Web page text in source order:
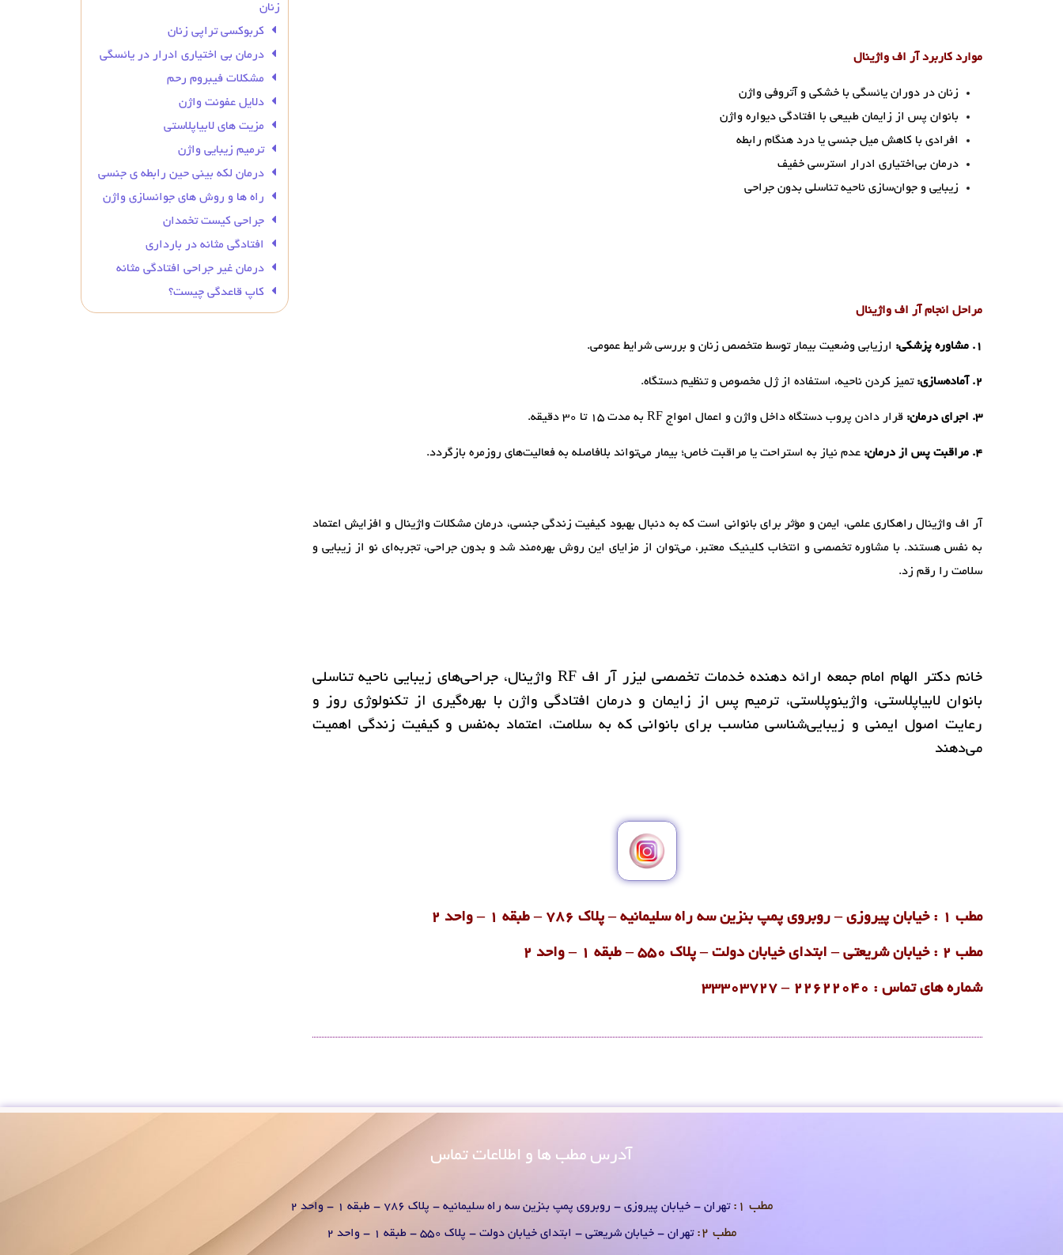
موارد کاربرد آر اف واژینال
زنان در دوران یائسگی با خشکی و آتروفی واژن
بانوان پس از زایمان طبیعی با افتادگی دیواره واژن
افرادی با کاهش میل جنسی یا درد هنگام رابطه
درمان بی‌اختیاری ادرار استرسی خفیف
زیبایی و جوان‌سازی ناحیه تناسلی بدون جراحی
مراحل انجام آر اف واژینال
۱. مشاوره پزشکی: ارزیابی وضعیت بیمار توسط متخصص زنان و بررسی شرایط عمومی.
۲. آماده‌سازی: تمیز کردن ناحیه، استفاده از ژل مخصوص و تنظیم دستگاه.
۳. اجرای درمان: قرار دادن پروب دستگاه داخل واژن و اعمال امواج RF به مدت ۱۵ تا ۳۰ دقیقه.
۴. مراقبت پس از درمان: عدم نیاز به استراحت یا مراقبت خاص؛ بیمار می‌تواند بلافاصله به فعالیت‌های روزمره بازگردد.
آر اف واژینال راهکاری علمی، ایمن و مؤثر برای بانوانی است که به دنبال بهبود کیفیت زندگی جنسی، درمان مشکلات واژینال و افزایش اعتماد
به نفس هستند. با مشاوره تخصصی و انتخاب کلینیک معتبر، می‌توان از مزایای این روش بهره‌مند شد و بدون جراحی، تجربه‌ای نو از زیبایی و
سلامت را رقم زد.
خانم دکتر الهام امام جمعه
ارائه‌ دهنده خدمات تخصصی لیزر آر اف RF واژینال، جراحی‌های زیبایی ناحیه تناسلی
بانوان لابیاپلاستی، واژینوپلاستی، ترمیم پس از زایمان و درمان افتادگی واژن با بهره‌گیری از تکنولوژی روز و
رعایت اصول ایمنی و زیبایی‌شناسی مناسب برای بانوانی که به سلامت، اعتماد به‌نفس و کیفیت زندگی اهمیت
می‌دهند
مطب 1 : خیابان پیروزی – روبروی پمپ بنزین سه راه سلیمانیه – پلاک 786 – طبقه 1 – واحد 2
مطب 2 : خیابان شریعتی – ابتدای خیابان دولت – پلاک 550 – طبقه 1 – واحد 2
شماره های تماس : ۲۲۶۲۲۰۴۰ – ۳۳۳۰۳۷۲۷
زنان
کربوکسی تراپی زنان
درمان بی‌ اختیاری ادرار در یائسگی
مشکلات فیبروم رحم
دلایل عفونت واژن
مزیت های لابیاپلاستی
ترمیم زیبایی واژن
درمان لکه بینی حین رابطه ی جنسی
راه ها و روش های جوانسازی واژن
جراحی کیست تخمدان
افتادگی مثانه در بارداری
درمان غیر جراحی افتادگی مثانه
کاپ قاعدگی چیست؟
آدرس مطب ها و اطلاعات تماس
مطب 1: تهران - خیابان پیروزی - روبروی پمپ بنزین سه راه سلیمانیه - پلاک 786 - طبقه 1 - واحد 2
مطب 2: تهران - خیابان شریعتی - ابتدای خیابان دولت - پلاک 550 - طبقه 1 - واحد 2